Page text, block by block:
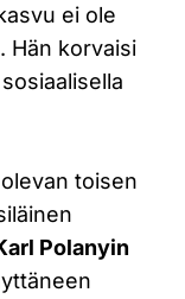
ei ole
Hän korvaisi
toisen
Polanyin